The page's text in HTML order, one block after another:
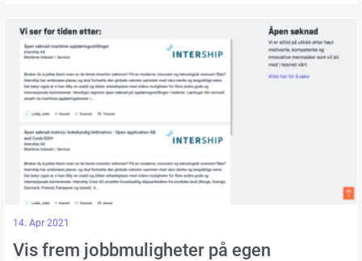
14. Apr 2021
Vis frem jobbmuligheter på egen